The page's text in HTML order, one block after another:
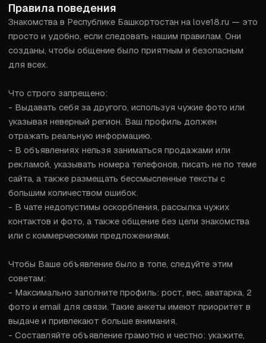
Правила поведения
Знакомства в Республике Башкортостан на love18.ru — это
просто и удобно, если следовать нашим правилам. Они
созданы, чтобы общение было приятным и безопасным
для всех.
Что строго запрещено:
- Выдавать себя за другого, используя чужие фото или
указывая неверный регион. Ваш профиль должен
отражать реальную информацию.
- В объявлениях нельзя заниматься продажами или
рекламой, указывать номера телефонов, писать не по теме
сайта, а также размещать бессмысленные тексты с
большим количеством ошибок.
- В чате недопустимы оскорбления, рассылка чужих
контактов и фото, а также общение без цели знакомства
или с коммерческими предложениями.
Чтобы Ваше объявление было в топе, следуйте этим
советам:
- Максимально заполните профиль: рост, вес, аватарка, 2
фото и email для связи. Такие анкеты имеют приоритет в
выдаче и привлекают больше внимания.
- Составляйте объявление грамотно и честно: укажите,